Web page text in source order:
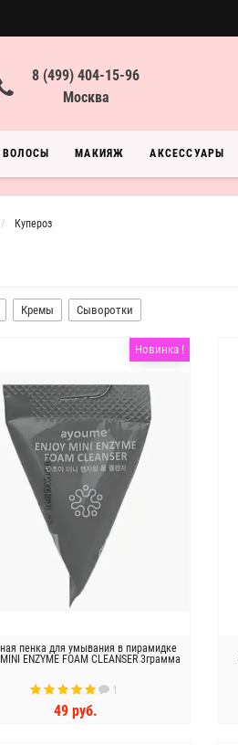
8 (499) 404-15-96
Москва
ВОЛОСЫ МАКИЯЖ АКСЕССУАРЫ
Купероз
Кремы Сыворотки
Новинка !
пенка для умывания в пирамидке
ENZYME FOAM CLEANSER 3грамма
1
49 руб.